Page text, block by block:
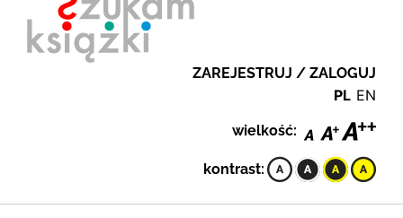
ZAREJESTRUJ / ZALOGUJ
PL EN
wielkość:
kontrast: